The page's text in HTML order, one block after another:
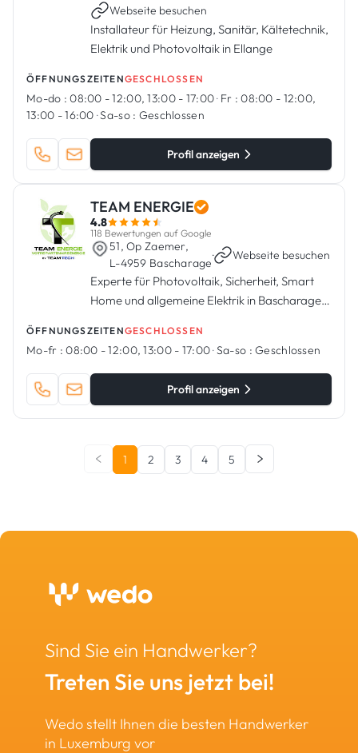
Webseite besuchen
Installateur für Heizung, Sanitär, Kältetechnik,
Elektrik und Photovoltaik in Ellange
ÖFFNUNGSZEITENGESCHLOSSEN
Mo-do : 08:00 - 12:00, 13:00 - 17:00· Fr : 08:00 - 12:00,
13:00 - 16:00 ·Sa-so : Geschlossen
Profil anzeigen
TEAM ENERGIE
4.8
118 Bewertungen auf Google
51, Op Zaemer,
L-4959 Bascharage
· Webseite besuchen
Experte für Photovoltaik, Sicherheit, Smart
Home und allgemeine Elektrik in Bascharage,
ÖFFNUNGSZEITENGESCHLOSSEN
Mo-fr : 08:00 - 12:00, 13:00 - 17:00·Sa-so : Geschlossen
Profil anzeigen
1 2 3 4 5
Sind Sie ein Handwerker?
Treten Sie uns jetzt bei!
Wedo stellt Ihnen die besten Handwerker
in Luxemburg vor